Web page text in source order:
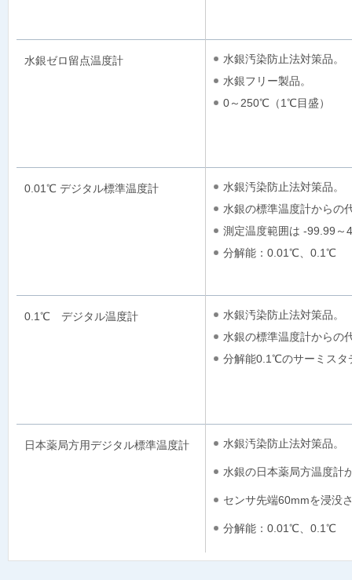
水銀ゼロ留点温度計
水銀汚染防止法対策品。
水銀フリー製品。
0～250℃（1℃目盛）
0.01℃ デジタル標準温度計
水銀汚染防止法対策品。
水銀の標準温度計からの
測定温度範囲は -99.99
分解能：0.01℃、0.1℃
0.1℃ デジタル温度計
水銀汚染防止法対策品。
水銀の標準温度計からの
分解能0.1℃のサーミスタ
日本薬局方用デジタル標準温度計 水銀汚染防止法対策品。
水銀の日本薬局方温度計
センサ先端60mmを浸没
分解能：0.01℃、0.1℃